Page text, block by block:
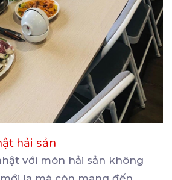
hải sản
với món hải sản không